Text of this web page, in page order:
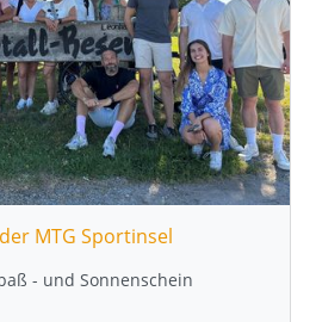
MTG Sportinsel
- und Sonnenschein